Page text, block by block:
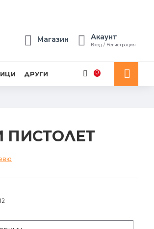
Магазин Акаунт
Вход / Регистрация
ДРУГИ 0
ПИСТОЛЕТ